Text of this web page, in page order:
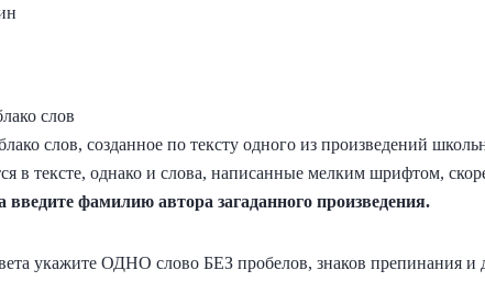
слов
слов, созданное по тексту одного из произведений
в тексте, однако и слова, написанные мелким шрифтом,
введите фамилию автора загаданного произведения.
укажите ОДНО слово БЕЗ пробелов, знаков препинания